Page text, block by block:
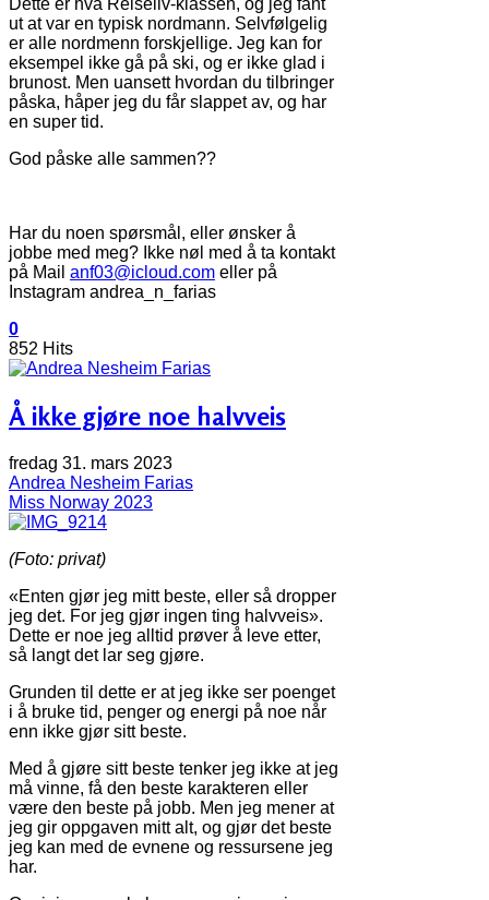
ut at var en typisk nordmann. Selvfølgelig
er alle nordmenn forskjellige. Jeg kan for
eksempel ikke gå på ski, og er ikke glad i
brunost. Men uansett hvordan du tilbringer
påska, håper jeg du får slappet av, og har
en super tid.
God påske alle sammen??
Har du noen spørsmål, eller ønsker å
jobbe med meg? Ikke nøl med å ta kontakt
på Mail anf03@icloud.com eller på
Instagram andrea_n_farias
0
852 Hits
Å ikke gjøre noe halvveis
fredag 31. mars 2023
Andrea Nesheim Farias
Miss Norway 2023
(Foto: privat)
«Enten gjør jeg mitt beste, eller så dropper
jeg det. For jeg gjør ingen ting halvveis».
Dette er noe jeg alltid prøver å leve etter,
så langt det lar seg gjøre.
Grunden til dette er at jeg ikke ser poenget
i å bruke tid, penger og energi på noe når
enn ikke gjør sitt beste.
Med å gjøre sitt beste tenker jeg ikke at jeg
må vinne, få den beste karakteren eller
være den beste på jobb. Men jeg mener at
jeg gir oppgaven mitt alt, og gjør det beste
jeg kan med de evnene og ressursene jeg
har.